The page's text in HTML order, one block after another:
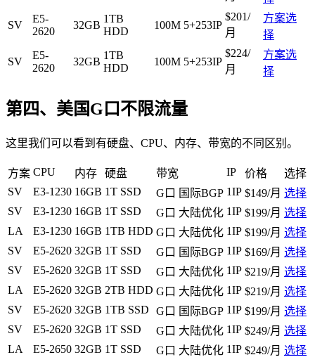
SV
E5-
2620
32GB
1TB
HDD
100M 5+253IP
$201/
月
方案选
择
SV
E5-
2620
32GB
1TB
HDD
100M 5+253IP
$224/
月
方案选
择
第四、美国G口不限流量
这里我们可以看到有硬盘、CPU、内存、带宽的不同区别。
方案 CPU 内存 硬盘 带宽 IP 价格
选择
SV
E3-1230 16GB 1T SSD G口 国际BGP 1IP $149/月 选择
SV
E3-1230 16GB 1T SSD G口 大陆优化 1IP $199/月 选择
LA
E3-1230 16GB 1TB HDD G口 大陆优化 1IP $199/月 选择
SV
E5-2620 32GB 1T SSD G口 国际BGP 1IP $169/月 选择
SV
E5-2620 32GB 1T SSD G口 大陆优化 1IP $219/月 选择
LA
E5-2620 32GB 2TB HDD G口 大陆优化 1IP $219/月 选择
SV
E5-2620 32GB 1TB SSD G口 国际BGP 1IP $199/月 选择
SV
E5-2620 32GB 1T SSD G口 大陆优化 1IP $249/月 选择
LA
E5-2650 32GB 1T SSD G口 大陆优化 1IP $249/月 选择